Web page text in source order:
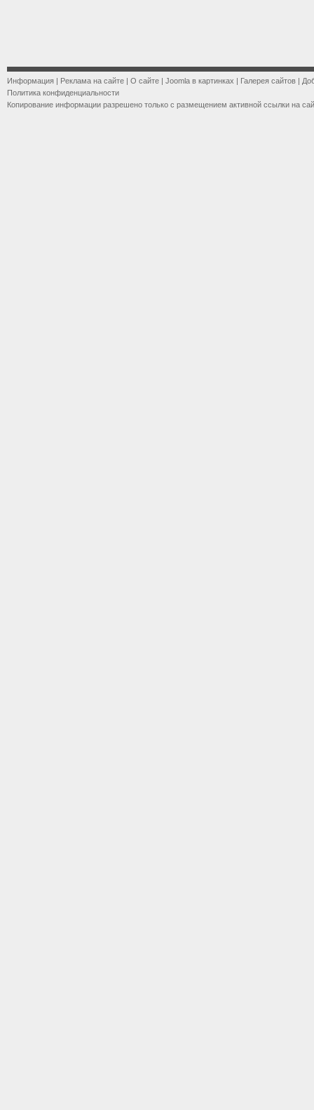
Информация | Реклама на сайте | О сайте | Joomla в картинках | Галерея сайтов |
Политика конфиденциальности
Копирование информации разрешено только с размещением активной ссылки на